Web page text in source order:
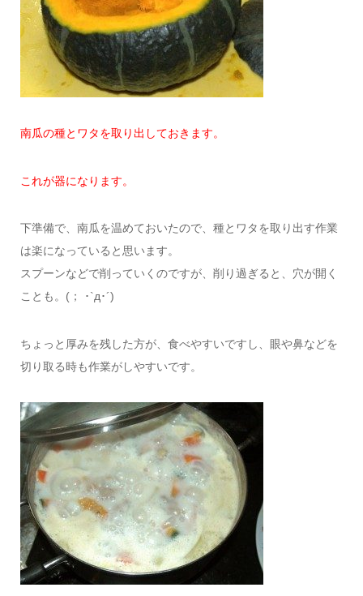
南瓜の種とワタを取り出しておきます。
これが器になります。
下準備で、南瓜を温めておいたので、種とワタを取り出す作業
は楽になっていると思います。
スプーンなどで削っていくのですが、削り過ぎると、穴が開く
ことも。(； ･`д･´)
ちょっと厚みを残した方が、食べやすいですし、眼や鼻などを
切り取る時も作業がしやすいです。